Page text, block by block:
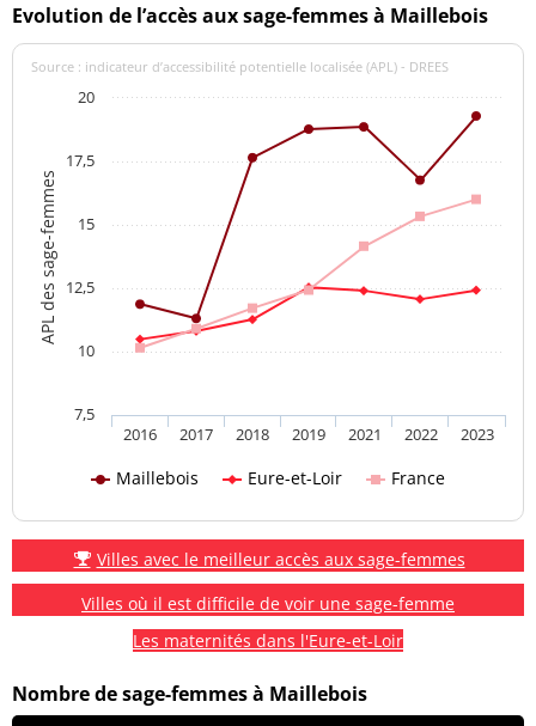
Evolution de l’accès aux sage-femmes à Maillebois
APL des sage-femmes
Source : indicateur d’accessibilité potentielle localisée (APL) - DREES
Maillebois Eure-et-Loir France
2016 2017 2018 2019 2021 2022 2023
7,5
10
12,5
15
17,5
20
Villes avec le meilleur accès aux sage-femmes
Villes où il est difficile de voir une sage-femme
Les maternités dans l'Eure-et-Loir
Nombre de sage-femmes à Maillebois